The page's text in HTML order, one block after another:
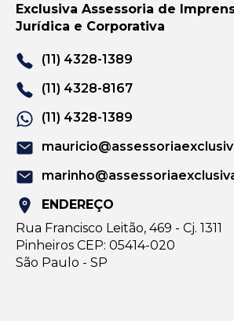
Exclusiva Assessoria de
Jurídica e Corporativa
(11) 4328-1389
(11) 4328-8167
(11) 4328-1389
ENDEREÇO
Rua Francisco Leitão, 469 - Cj. 1311
Pinheiros CEP: 05414-020
São Paulo - SP